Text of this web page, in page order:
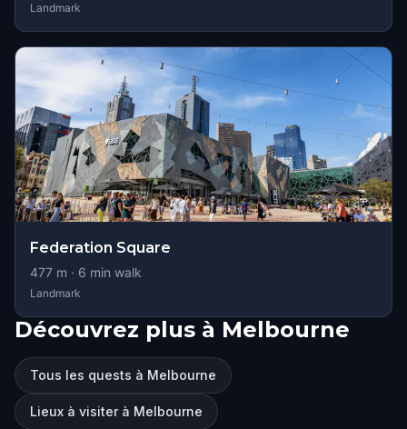
Landmark
Federation Square
477 m · 6 min walk
Landmark
Découvrez plus à Melbourne
Tous les quests à Melbourne
Lieux à visiter à Melbourne